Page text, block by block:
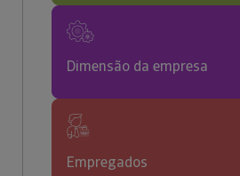
Dimensão da empresa
Empregados